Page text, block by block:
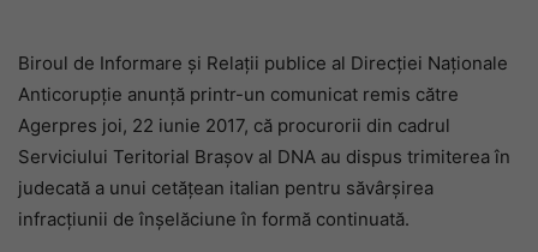
Biroul de Informare și Relații publice al Direcției Naționale
Anticorupție anunță printr-un comunicat remis către
Agerpres joi, 22 iunie 2017, că procurorii din cadrul
Serviciului Teritorial Brașov al DNA au dispus trimiterea în
judecată a unui cetățean italian pentru săvârșirea
infracțiunii de înșelăciune în formă continuată.